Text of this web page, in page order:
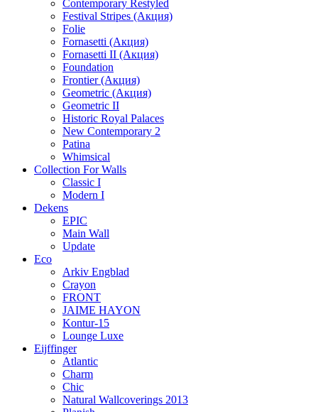
Contemporary Restyled
Festival Stripes (Акция)
Folie
Fornasetti (Акция)
Fornasetti II (Акция)
Foundation
Frontier (Акция)
Geometric (Акция)
Geometric II
Historic Royal Palaces
New Contemporary 2
Patina
Whimsical
Collection For Walls
Classic I
Modern I
Dekens
EPIC
Main Wall
Update
Eco
Arkiv Engblad
Crayon
FRONT
JAIME HAYON
Kontur-15
Lounge Luxe
Eijffinger
Atlantic
Charm
Chic
Natural Wallcoverings 2013